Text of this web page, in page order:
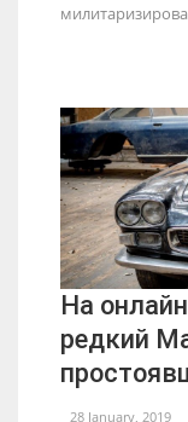
На
редкий
28 January, 2019